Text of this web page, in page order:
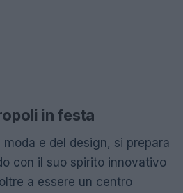
in festa
e del design, si prepara
con il suo spirito innovativo
a essere un centro